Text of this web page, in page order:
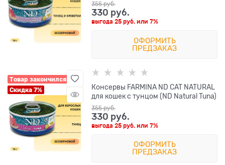
355 руб.
330 руб.
выгода25 руб. или7%
ОФОРМИТЬ
ПРЕДЗАКАЗ
Товар закончился
Скидка 7%
Консервы FARMINA ND CAT NATURAL
для кошек с тунцом (ND Natural Tuna)
355 руб.
330 руб.
выгода25 руб. или7%
ОФОРМИТЬ
ПРЕДЗАКАЗ